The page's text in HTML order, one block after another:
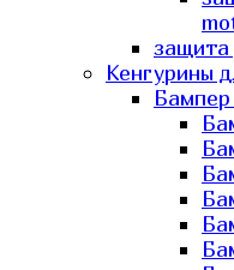
защита
Кенгурины
Бампер